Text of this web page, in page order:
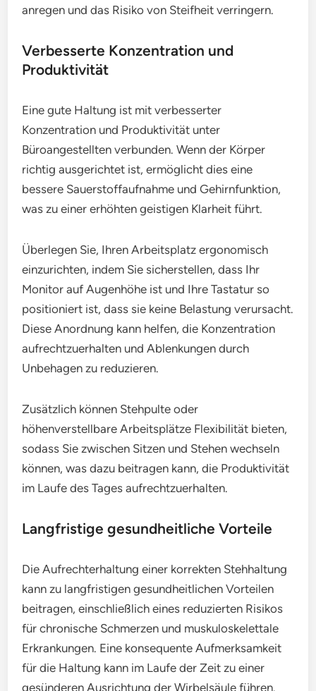
anregen und das Risiko von Steifheit verringern.
Verbesserte Konzentration und
Produktivität
Eine gute Haltung ist mit verbesserter
Konzentration und Produktivität unter
Büroangestellten verbunden. Wenn der Körper
richtig ausgerichtet ist, ermöglicht dies eine
bessere Sauerstoffaufnahme und Gehirnfunktion,
was zu einer erhöhten geistigen Klarheit führt.
Überlegen Sie, Ihren Arbeitsplatz ergonomisch
einzurichten, indem Sie sicherstellen, dass Ihr
Monitor auf Augenhöhe ist und Ihre Tastatur so
positioniert ist, dass sie keine Belastung verursacht.
Diese Anordnung kann helfen, die Konzentration
aufrechtzuerhalten und Ablenkungen durch
Unbehagen zu reduzieren.
Zusätzlich können Stehpulte oder
höhenverstellbare Arbeitsplätze Flexibilität bieten,
sodass Sie zwischen Sitzen und Stehen wechseln
können, was dazu beitragen kann, die Produktivität
im Laufe des Tages aufrechtzuerhalten.
Langfristige gesundheitliche Vorteile
Die Aufrechterhaltung einer korrekten Stehhaltung
kann zu langfristigen gesundheitlichen Vorteilen
beitragen, einschließlich eines reduzierten Risikos
für chronische Schmerzen und muskuloskelettale
Erkrankungen. Eine konsequente Aufmerksamkeit
für die Haltung kann im Laufe der Zeit zu einer
gesünderen Ausrichtung der Wirbelsäule führen.